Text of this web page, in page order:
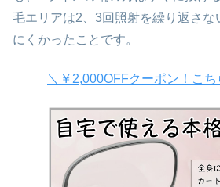
毛エリアは2、3回照射を繰り返さな
にくかったことです。
＼￥2,000OFFクーポン！こ